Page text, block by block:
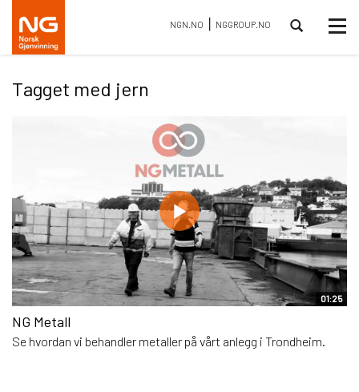
NGN.NO NGGROUP.NO
Tagget med jern
01:25
NG Metall
Se hvordan vi behandler metaller på vårt anlegg i Trondheim.